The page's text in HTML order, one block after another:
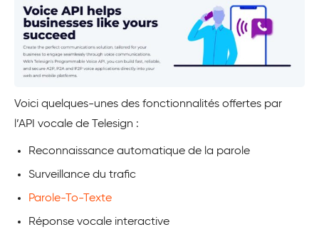
Voici quelques-unes des fonctionnalités offertes par
l’API vocale de Telesign :
Reconnaissance automatique de la parole
Surveillance du trafic
Parole-To-Texte
Réponse vocale interactive